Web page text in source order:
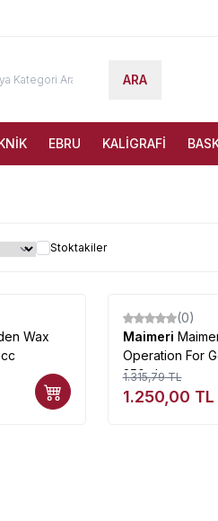
ARA
EBRU KALİGRAFİ
Stoktakiler
Wax
%5
(0)
Maimeri
Operation For
250ml
1.315,79TL
1.250,00 TL